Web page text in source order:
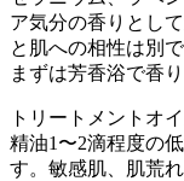
ア気分の香りとし
と肌への相性は別
まずは芳香浴で香
トリートメントオ
精油1〜2滴程度の
す。敏感肌、肌荒